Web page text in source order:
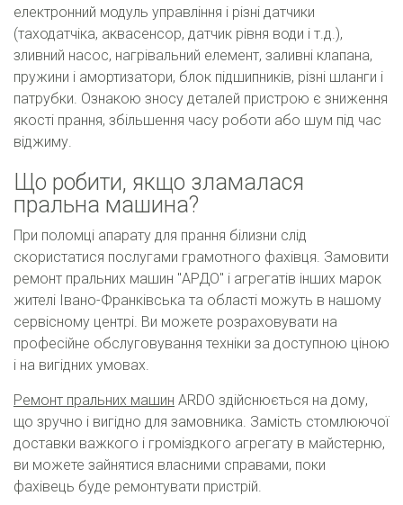
електронний модуль управління і різні датчики
(таходатчіка, аквасенсор, датчик рівня води і т.д.),
зливний насос, нагрівальний елемент, заливні клапана,
пружини і амортизатори, блок підшипників, різні шланги і
патрубки. Ознакою зносу деталей пристрою є зниження
якості прання, збільшення часу роботи або шум під час
віджиму.
Що робити, якщо зламалася
пральна машина?
При поломці апарату для прання білизни слід
скористатися послугами грамотного фахівця. Замовити
ремонт пральних машин "АРДО" і агрегатів інших марок
жителі Івано-Франківська та області можуть в нашому
сервісному центрі. Ви можете розраховувати на
професійне обслуговування техніки за доступною ціною
і на вигідних умовах.
Ремонт пральних машин ARDO здійснюється на дому,
що зручно і вигідно для замовника. Замість стомлюючої
доставки важкого і громіздкого агрегату в майстерню,
ви можете зайнятися власними справами, поки
фахівець буде ремонтувати пристрій.